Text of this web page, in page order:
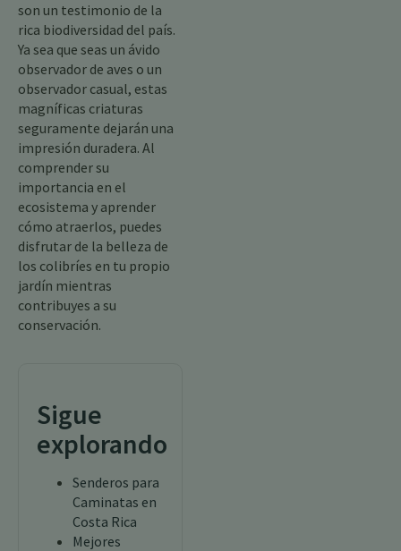
son un testimonio de la
rica biodiversidad del país.
Ya sea que seas un ávido
observador de aves o un
observador casual, estas
magníficas criaturas
seguramente dejarán una
impresión duradera. Al
comprender su
importancia en el
ecosistema y aprender
cómo atraerlos, puedes
disfrutar de la belleza de
los colibríes en tu propio
jardín mientras
contribuyes a su
conservación.
Sigue
explorando
Senderos para
Caminatas en
Costa Rica
Mejores